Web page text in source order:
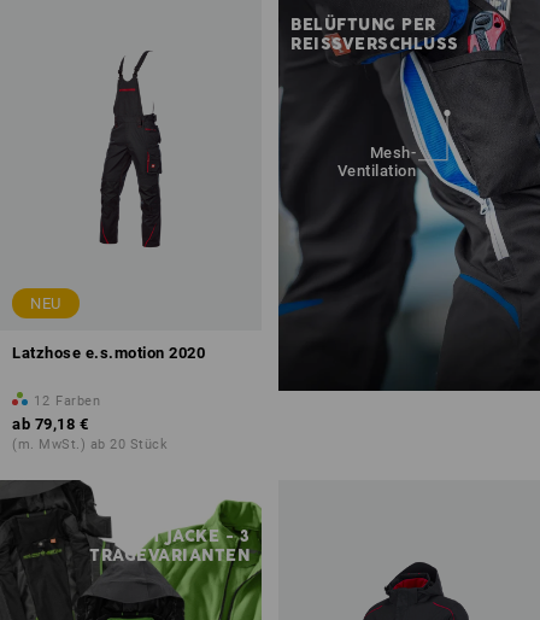
NEU
Latzhose e.s.motion 2020
12 Farben
ab 79,18 €
(m. MwSt.) ab 20 Stück
Mesh-
Ventilation
BELÜFTUNG PER
REISSVERSCHLUSS
1 JACKE - 3
TRAGEVARIANTEN